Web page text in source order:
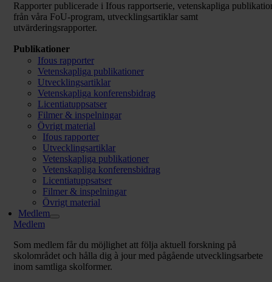
Rapporter publicerade i Ifous rapportserie, vetenskapliga
från våra FoU-program, utvecklingsartiklar samt
utvärderingsrapporter.
Publikationer
Ifous rapporter
Vetenskapliga publikationer
Utvecklingsartiklar
Vetenskapliga konferensbidrag
Licentiatuppsatser
Filmer & inspelningar
Övrigt material
Ifous rapporter
Utvecklingsartiklar
Vetenskapliga publikationer
Vetenskapliga konferensbidrag
Licentiatuppsatser
Filmer & inspelningar
Övrigt material
Medlem
Medlem
Som medlem får du möjlighet att följa aktuell forskning på
skolområdet och hålla dig à jour med pågående utvecklingsarbete
inom samtliga skolformer.